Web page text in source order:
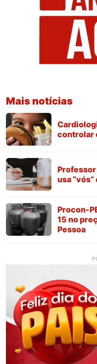
Mais notícias
controlar
Professor
usa “vós”
Procon-
15 no
Pessoa